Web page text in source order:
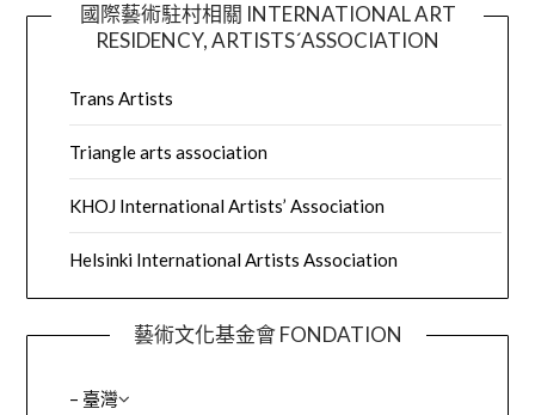
國際藝術駐村相關 INTERNATIONAL ART
RESIDENCY, ARTISTS´ASSOCIATION
Trans Artists
Triangle arts association
KHOJ International Artists’ Association
Helsinki International Artists Association
藝術文化基金會 FONDATION
– 臺灣